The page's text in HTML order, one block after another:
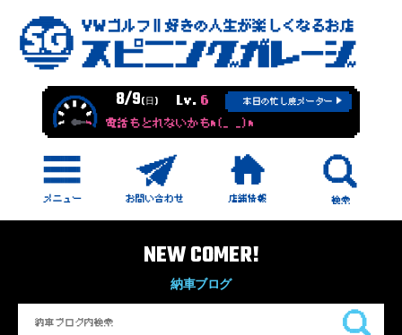
8/9(日) Lv. 6 本日の忙し度メーター
電話もとれないかもm(_ _)m
NEW COMER!
納車ブログ